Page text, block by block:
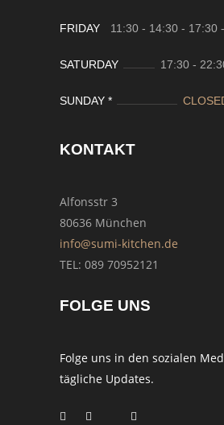
FRIDAY 11:30 - 14:30 - 17:30
SATURDAY 17:30 -
SUNDAY *
KONTAKT
Alfonsstr 3
80636 München
info@sumi-kitchen.de
TEL: 089 70952121
FOLGE UNS
Folge uns in den sozialen
tägliche Updates.